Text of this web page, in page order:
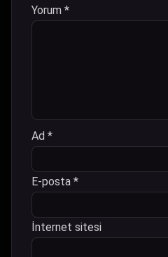
Yorum *
Ad *
E-posta *
İnternet sitesi